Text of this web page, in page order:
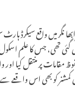
پر منتقل کیا اور
کو بھی اس واقعے